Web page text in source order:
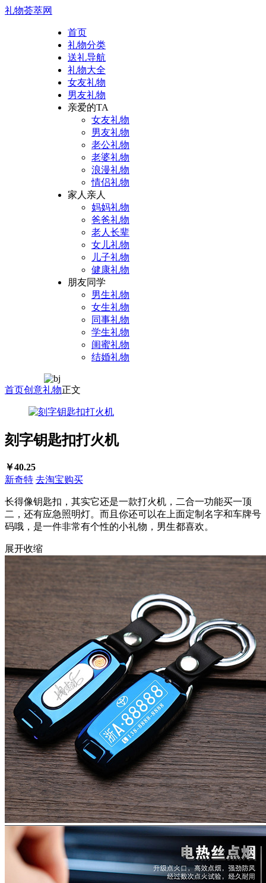
礼物荟萃网
首页
礼物分类
送礼导航
礼物大全
女友礼物
男友礼物
亲爱的TA
女友礼物
男友礼物
老公礼物
老婆礼物
浪漫礼物
情侣礼物
家人亲人
妈妈礼物
爸爸礼物
老人长辈
女儿礼物
儿子礼物
健康礼物
朋友同学
男生礼物
女生礼物
同事礼物
学生礼物
闺蜜礼物
结婚礼物
首页创意礼物正文
刻字钥匙扣打火机
￥40.25
新奇特 去淘宝购买
长得像钥匙扣，其实它还是一款打火机，二合一功能买一顶
二，还有应急照明灯。而且你还可以在上面定制名字和车牌号
码哦，是一件非常有个性的小礼物，男生都喜欢。
展开收缩